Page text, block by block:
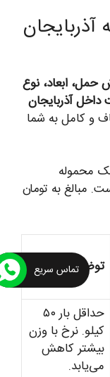
آذربایجان
ابعاد، نوع
آذربایجان
کامل به شما
محموله
به تومان
توضیحات
حداقل بار ۵۰
کیلو. نرخ با وزن
بیشتر کاهش
می‌یابد.
تماس سریع